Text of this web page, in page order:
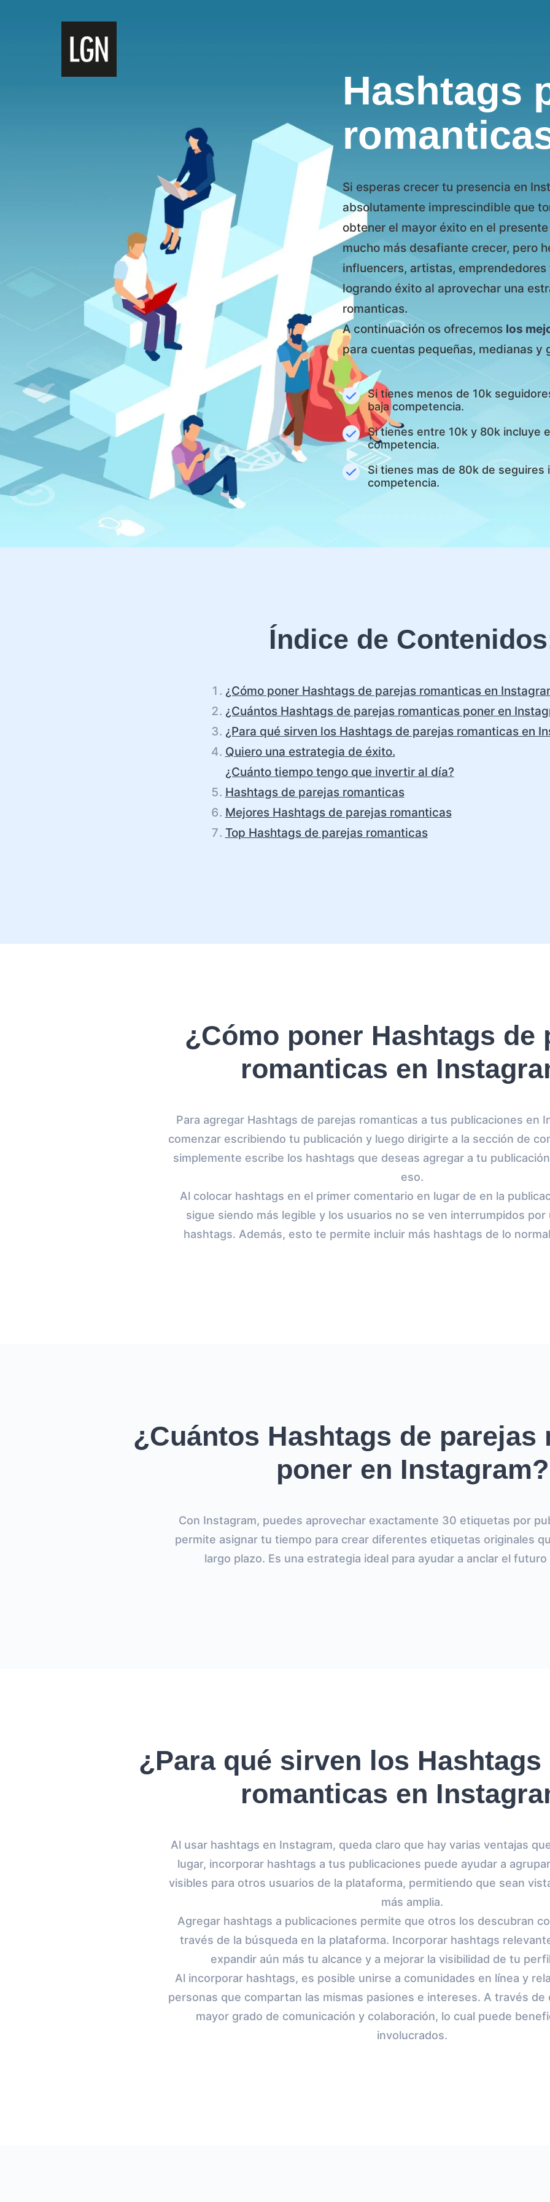
Hashtags
Si esperas crecer tu presencia en
absolutamente imprescindible que
obtener el mayor éxito en el
mucho más desafiante crecer, pero
influencers, artistas,
logrando éxito al aprovechar una
romanticas.
A continuación os ofrecemos los
para cuentas pequeñas, medianas y
Si tienes menos de 10k
baja competencia.
Si tienes entre 10k y 80k incluye
competencia.
Si tienes mas de 80k de seguires
competencia.
Índice de
¿Cómo poner Hashtags de parejas romanticas en
¿Cuántos Hashtags de parejas romanticas poner en
¿Para qué sirven los Hashtags de parejas romanticas en
Quiero una estrategia de éxito.
¿Cuánto tiempo tengo que invertir al día?
Hashtags de parejas romanticas
Mejores Hashtags de parejas romanticas
Top Hashtags de parejas romanticas
¿Cómo poner Hashtags de
romanticas en
Para agregar Hashtags de parejas romanticas a tus publicaciones en
comenzar escribiendo tu publicación y luego dirigirte a la sección de
simplemente escribe los hashtags que deseas agregar a tu
eso.
Al colocar hashtags en el primer comentario en lugar de en la
sigue siendo más legible y los usuarios no se ven interrumpidos por
hashtags. Además, esto te permite incluir más hashtags de lo
¿Cuántos Hashtags de parejas
poner en Instagram?
Con Instagram, puedes aprovechar exactamente 30 etiquetas por
permite asignar tu tiempo para crear diferentes etiquetas originales
largo plazo. Es una estrategia ideal para ayudar a anclar el
¿Para qué sirven los Hashtags
romanticas en
Al usar hashtags en Instagram, queda claro que hay varias ventajas
lugar, incorporar hashtags a tus publicaciones puede ayudar a
visibles para otros usuarios de la plataforma, permitiendo que sean
más amplia.
Agregar hashtags a publicaciones permite que otros los descubran
través de la búsqueda en la plataforma. Incorporar hashtags
expandir aún más tu alcance y a mejorar la visibilidad de tu
Al incorporar hashtags, es posible unirse a comunidades en línea y
personas que compartan las mismas pasiones e intereses. A través
mayor grado de comunicación y colaboración, lo cual puede
involucrados.